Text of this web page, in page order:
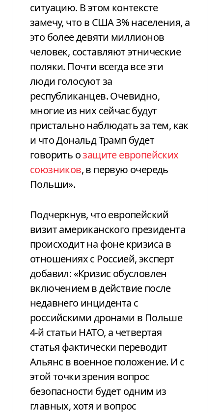
ситуацию. В этом контексте
замечу, что в США 3% населения, а
это более девяти миллионов
человек, составляют этнические
поляки. Почти всегда все эти
люди голосуют за
республиканцев. Очевидно,
многие из них сейчас будут
пристально наблюдать за тем, как
и что Дональд Трамп будет
говорить озащите европейских
союзников, в первую очередь
Польши».
Подчеркнув, что европейский
визит американского президента
происходит на фоне кризиса в
отношениях с Россией, эксперт
добавил: «Кризис обусловлен
включением в действие после
недавнего инцидента с
российскими дронами в Польше
4-й статьи НАТО, а четвертая
статья фактически переводит
Альянс в военное положение. И с
этой точки зрения вопрос
безопасности будет одним из
главных, хотя и вопрос